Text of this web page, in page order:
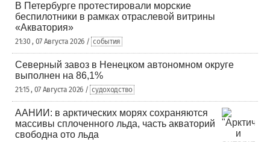
В Петербурге протестировали морские
беспилотники в рамках отраслевой витрины
«Акватория»
21:30 , 07 Августа 2026 / события
Северный завоз в Ненецком автономном округе
выполнен на 86,1%
21:15 , 07 Августа 2026 / судоходство
ААНИИ: в арктических морях сохраняются
массивы сплоченного льда, часть акваторий
свободна ото льда